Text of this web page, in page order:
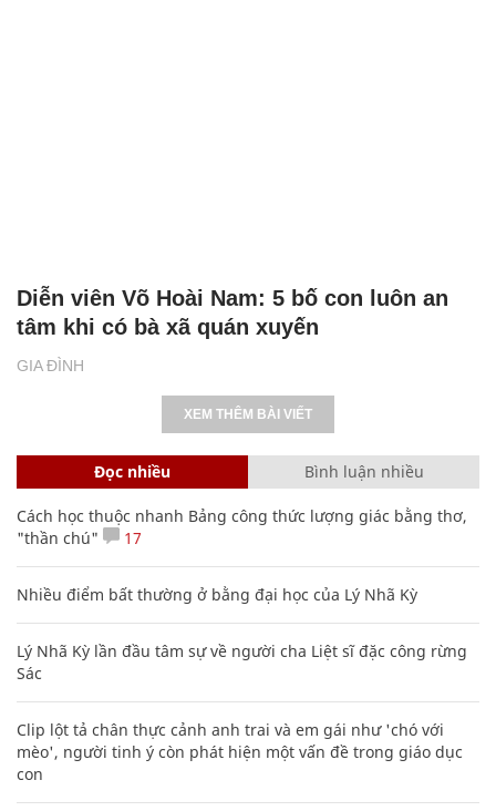
GIA ĐÌNH
Diễn viên Võ Hoài Nam: 5 bố con luôn an
tâm khi có bà xã quán xuyến
XEM THÊM BÀI VIẾT
Đọc nhiều Bình luận nhiều
Cách học thuộc nhanh Bảng công thức lượng giác bằng thơ,
"thần chú"
17
Nhiều điểm bất thường ở bằng đại học của Lý Nhã Kỳ
Lý Nhã Kỳ lần đầu tâm sự về người cha Liệt sĩ đặc công rừng
Sác
Clip lột tả chân thực cảnh anh trai và em gái như 'chó với
mèo', người tinh ý còn phát hiện một vấn đề trong giáo dục
con